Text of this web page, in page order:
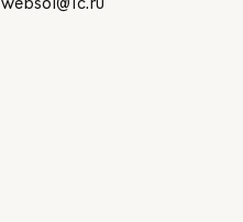
websol@1c.ru